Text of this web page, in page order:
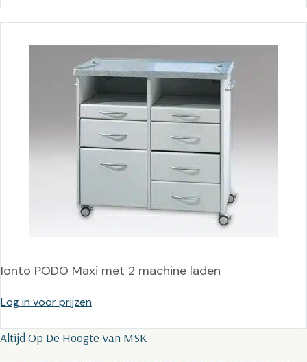
Ionto PODO Maxi met 2 machine laden
Log in voor prijzen
Altijd Op De Hoogte Van MSK